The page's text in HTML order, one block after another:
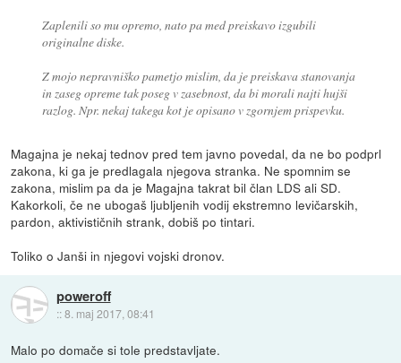
Zaplenili so mu opremo, nato pa med preiskavo izgubili
originalne diske.
Z mojo nepravniško pametjo mislim, da je preiskava stanovanja
in zaseg opreme tak poseg v zasebnost, da bi morali najti hujši
razlog. Npr. nekaj takega kot je opisano v zgornjem prispevku.
Magajna je nekaj tednov pred tem javno povedal, da ne bo podprl
zakona, ki ga je predlagala njegova stranka. Ne spomnim se
zakona, mislim pa da je Magajna takrat bil član LDS ali SD.
Kakorkoli, če ne ubogaš ljubljenih vodij ekstremno levičarskih,
pardon, aktivističnih strank, dobiš po tintari.
Toliko o Janši in njegovi vojski dronov.
poweroff
::8. maj 2017, 08:41
Malo po domače si tole predstavljate.